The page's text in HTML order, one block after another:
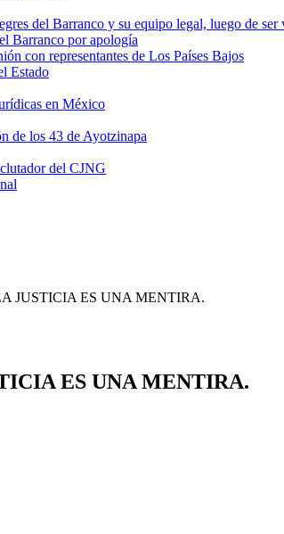
Barranco por apología
Estado
en México
de los 43 de Ayotzinapa
del CJNG
JUSTICIA ES UNA MENTIRA.
ES UNA MENTIRA.